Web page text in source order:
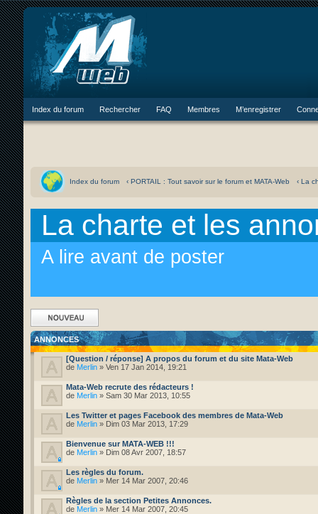
Index du forum Rechercher FAQ Membres M’enregistrer
Index du forum ‹ PORTAIL : Tout savoir sur le forum et MATA-Web ‹ La
La charte et les
A lire avant de poster
Ecrire un nouveau
ANNONCES
[Question / réponse] A propos du forum et du site Mata-Web
de Merlin » Ven 17 Jan 2014, 19:21
Mata-Web recrute des rédacteurs !
de Merlin » Sam 30 Mar 2013, 10:55
Les Twitter et pages Facebook des membres de Mata-Web
de Merlin » Dim 03 Mar 2013, 17:29
Bienvenue sur MATA-WEB !!!
de Merlin » Dim 08 Avr 2007, 18:57
Les règles du forum.
de Merlin » Mer 14 Mar 2007, 20:46
Règles de la section Petites Annonces.
de Merlin » Mer 14 Mar 2007, 20:45